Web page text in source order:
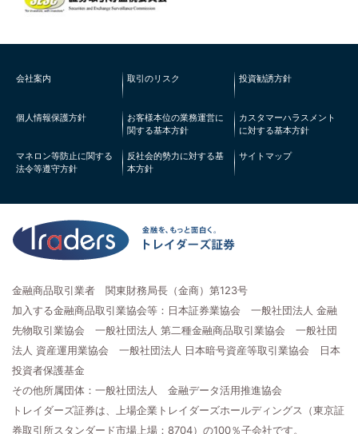
会社案内 取引のリスク 投資勧誘方針
個人情報保護方針
お客様本位の業務運営に
関する基本方針
カスタマーハラスメント
に対する基本方針
マネロン等防止に関する
法令等遵守方針
反社会的勢力に対する基
本方針
サイトマップ
金融商品取引業者 関東財務局長（金商）第123号
加入する金融商品取引業協会等：日本証券業協会 一般社団法人 金融
先物取引業協会 一般社団法人 第二種金融商品取引業協会 一般社団
法人 資産運用業協会 一般社団法人 日本暗号資産等取引業協会 日本
投資者保護基金
その他所属団体：一般社団法人 金融データ活用推進協会
トレイダーズ証券は、上場企業トレイダーズホールディングス（東京証
券取引所スタンダード市場上場：8704）の100％子会社です。